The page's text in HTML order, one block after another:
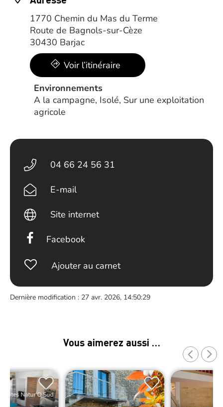
1770 Chemin du Mas du Terme
Route de Bagnols-sur-Cèze
30430 Barjac
Voir l’itinéraire
Environnements
A la campagne, Isolé, Sur une exploitation
agricole
04 66 24 56 31
E-mail
Site internet
Facebook
Ajouter au carnet
Dernière modification : 27 avr. 2026, 14:50:29
Vous aimerez aussi …
Gites Natur’O Sud